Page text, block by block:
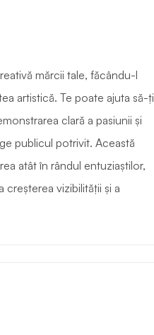
mărcii tale, făcându-l
artistică. Te poate ajuta să-ți
clară a pasiunii și
publicul potrivit. Această
atât în rândul entuziaștilor,
creșterea vizibilității și a